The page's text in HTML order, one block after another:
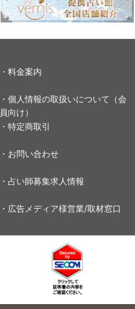
・料金案内
・個人情報の取扱いについて（会
員向け）
・特定商取引
・お問い合わせ
・占い師募集求人情報
・広告メディア様営業/取材窓口